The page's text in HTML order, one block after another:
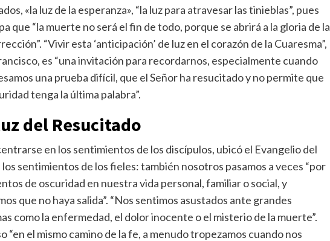
«la luz de la esperanza», “la luz para atravesar las tinieblas”, pues
que “la muerte no será el fin de todo, porque se abrirá a la gloria de la
“Vivir esta ‘anticipación’ de luz en el corazón de la Cuaresma”,
es “una invitación para recordarnos, especialmente cuando
una prueba difícil, que el Señor ha resucitado y no permite que
tenga la última palabra”.
del Resucitado
en los sentimientos de los discípulos, ubicó el Evangelio del
los sentimientos de los fieles: también nosotros pasamos a veces “por
de oscuridad en nuestra vida personal, familiar o social, y
que no haya salida”. “Nos sentimos asustados ante grandes
como la enfermedad, el dolor inocente o el misterio de la muerte”.
“en el mismo camino de la fe, a menudo tropezamos cuando nos